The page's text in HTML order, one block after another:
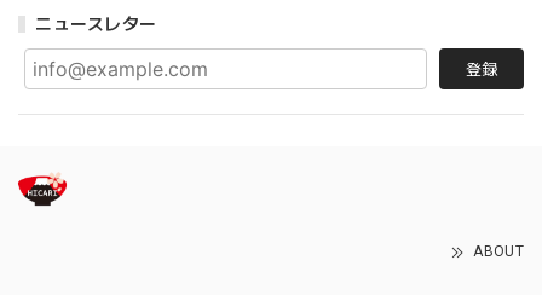
ニュースレター
登録
ABOUT